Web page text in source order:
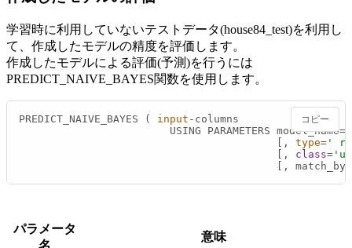
学習時に利用していないテストデータ(house84_test)を利用し
て、作成したモデルの精度を評価します。
作成したモデルによる評価(予測)を行うには
PREDICT_NAIVE_BAYES関数を使用します。
PREDICT_NAIVE_BAYES ( input ‑columns
                        USING PARAMETERS model_name=
                                         [,
type= '
                                         [,
class=
[,
コピー
パラメータ
名
意味